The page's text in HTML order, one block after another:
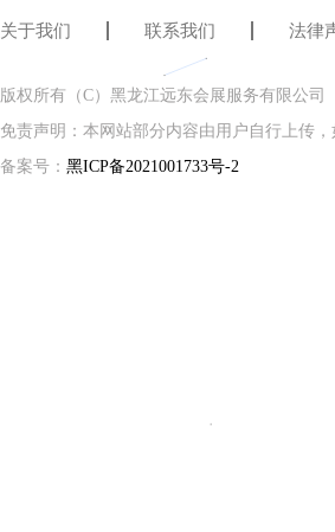
关于我们 联系我们 法律
版权所有（C）黑龙江远东会展服务有限公司
免责声明：本网站部分内容由用户自行上传
备案号： 黑ICP备2021001733号-2